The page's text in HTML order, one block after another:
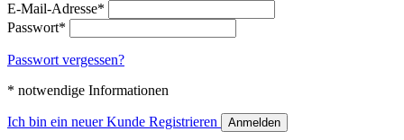
E-Mail-Adresse*
Passwort*
Passwort vergessen?
* notwendige Informationen
Ich bin ein neuer Kunde Registrieren Anmelden